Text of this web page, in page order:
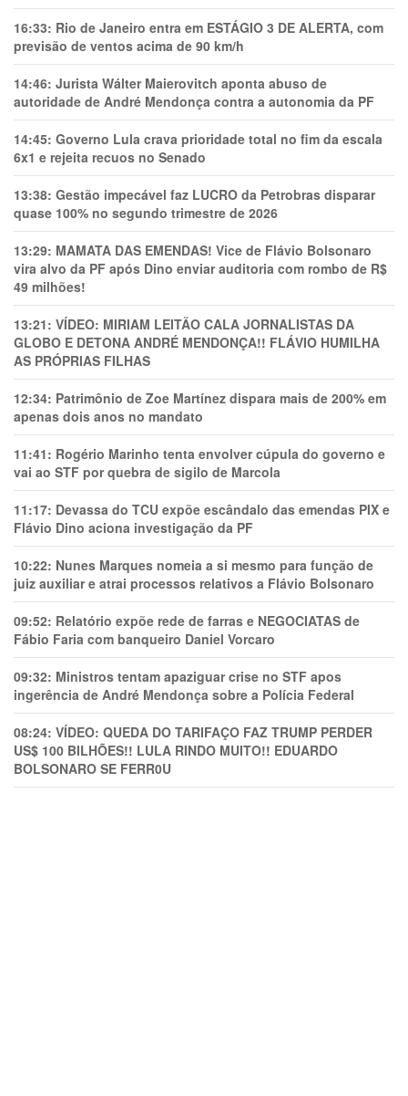
16:33: Rio de Janeiro entra em ESTÁGIO 3 DE ALERTA, com
previsão de ventos acima de 90 km/h
14:46: Jurista Wálter Maierovitch aponta abuso de
autoridade de André Mendonça contra a autonomia da PF
14:45: Governo Lula crava prioridade total no fim da escala
6x1 e rejeita recuos no Senado
13:38: Gestão impecável faz LUCRO da Petrobras disparar
quase 100% no segundo trimestre de 2026
13:29: MAMATA DAS EMENDAS! Vice de Flávio Bolsonaro
vira alvo da PF após Dino enviar auditoria com rombo de R$
49 milhões!
13:21: VÍDEO: MIRIAM LEITÃO CALA JORNALISTAS DA
GLOBO E DETONA ANDRÉ MENDONÇA!! FLÁVIO HUMILHA
AS PRÓPRIAS FILHAS
12:34: Patrimônio de Zoe Martínez dispara mais de 200% em
apenas dois anos no mandato
11:41: Rogério Marinho tenta envolver cúpula do governo e
vai ao STF por quebra de sigilo de Marcola
11:17: Devassa do TCU expõe escândalo das emendas PIX e
Flávio Dino aciona investigação da PF
10:22: Nunes Marques nomeia a si mesmo para função de
juiz auxiliar e atrai processos relativos a Flávio Bolsonaro
09:52: Relatório expõe rede de farras e NEGOCIATAS de
Fábio Faria com banqueiro Daniel Vorcaro
09:32: Ministros tentam apaziguar crise no STF apos
ingerência de André Mendonça sobre a Polícia Federal
08:24: VÍDEO: QUEDA DO TARIFAÇO FAZ TRUMP PERDER
US$ 100 BILHÕES!! LULA RINDO MUITO!! EDUARDO
BOLSONARO SE FERR0U